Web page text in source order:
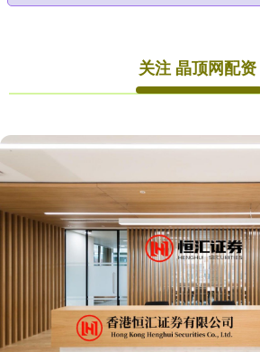
关注 晶顶网配资